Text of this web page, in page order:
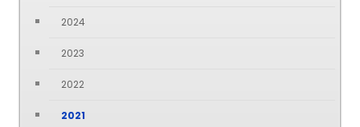
2024
2023
2022
2021